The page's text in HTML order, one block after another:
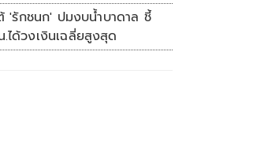
'รักชนก' ปมงบน้ำบาดาล ชี้
ด้วงเงินเฉลี่ยสูงสุด